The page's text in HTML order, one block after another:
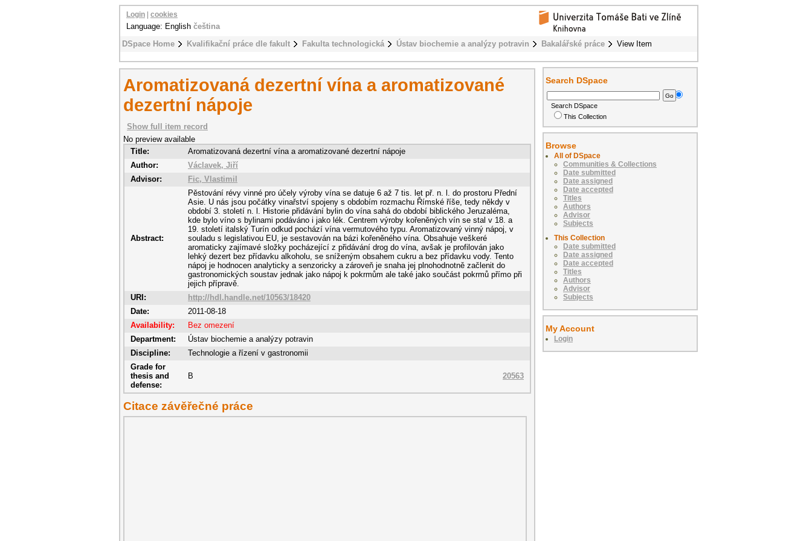
DSpace Home Kvalifikační práce dle fakult Fakulta technologická Ústav biochemie a analýzy potravin Bakalářské práce View Item
Login cookies
Language: English čeština
Aromatizovaná dezertní vína a aromatizované
dezertní nápoje
Show full item record
No preview available
Title:
Aromatizovaná dezertní vína a aromatizované dezertní nápoje
Author:
Václavek, Jiří
Advisor:
Fic, Vlastimil
Abstract:
Pěstování révy vinné pro účely výroby vína se datuje 6 až 7 tis. let př. n. l. do prostoru Přední
Asie. U nás jsou počátky vinařství spojeny s obdobím rozmachu Římské říše, tedy někdy v
období 3. století n. l. Historie přidávání bylin do vína sahá do období biblického Jeruzaléma,
kde bylo víno s bylinami podáváno i jako lék. Centrem výroby kořeněných vín se stal v 18. a
19. století italský Turín odkud pochází vína vermutového typu. Aromatizovaný vinný nápoj, v
souladu s legislativou EU, je sestavován na bázi kořeněného vína. Obsahuje veškeré
aromaticky zajímavé složky pocházející z přidávání drog do vína, avšak je profilován jako
lehký dezert bez přídavku alkoholu, se sníženým obsahem cukru a bez přídavku vody. Tento
nápoj je hodnocen analyticky a senzoricky a zároveň je snaha jej plnohodnotně začlenit do
gastronomických soustav jednak jako nápoj k pokrmům ale také jako součást pokrmů přímo při
jejich přípravě.
URI:
http://hdl.handle.net/10563/18420
Date:
2011-08-18
Availability:
Bez omezení
Department:
Ústav biochemie a analýzy potravin
Discipline:
Technologie a řízení v gastronomii
Grade for
thesis and
defense:
B 20563
Citace závěřečné práce
Search DSpace
Search DSpace
This Collection
Browse
All of DSpace
Communities & Collections
Date submitted
Date assigned
Date accepted
Titles
Authors
Advisor
Subjects
This Collection
Date submitted
Date assigned
Date accepted
Titles
Authors
Advisor
Subjects
My Account
Login